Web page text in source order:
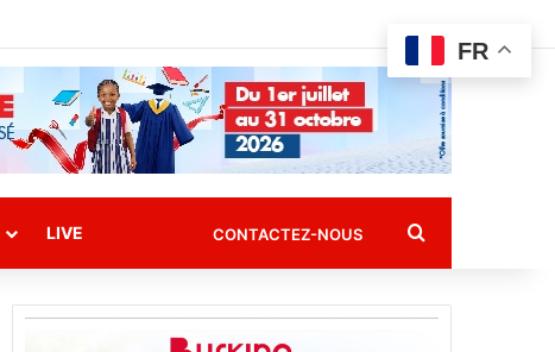
LIVE CONTACTEZ-NOUS Rechercher
FR